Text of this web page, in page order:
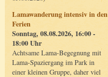
Lamawanderung intensiv in den
Ferien
Sonntag, 08.08.2026, 16:00 -
18:00 Uhr
Achtsame Lama-Begegnung mit
Lama-Spaziergang im Park in
einer kleinen Gruppe, daher viel